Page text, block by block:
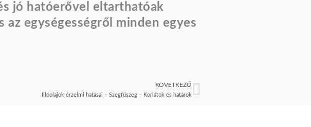
jó hatóerővel eltarthatóak
az egységességről minden egyes
KÖVETKEZŐ
Illóolajok érzelmi hatásai – Szegfűszeg – Korlátok és határokKövetkező